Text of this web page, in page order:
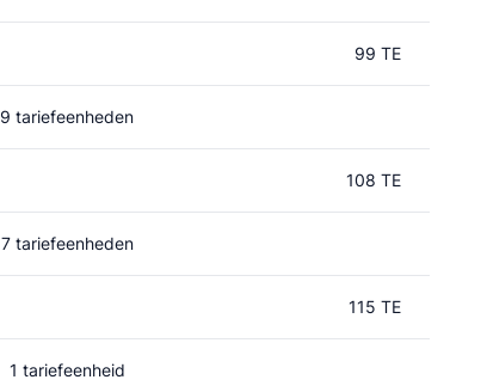
99 TE
9 tariefeenheden
108 TE
7 tariefeenheden
115 TE
1 tariefeenheid